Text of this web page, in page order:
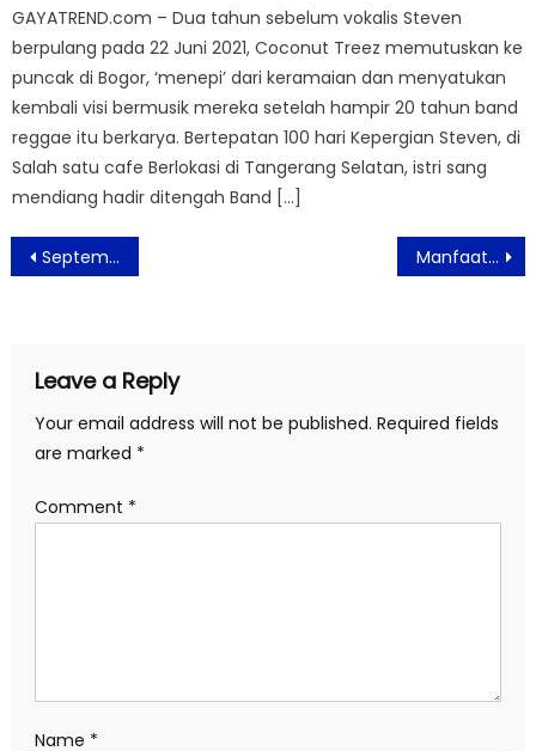
GAYATREND.com – Dua tahun sebelum vokalis Steven
berpulang pada 22 Juni 2021, Coconut Treez memutuskan ke
puncak di Bogor, ‘menepi’ dari keramaian dan menyatukan
kembali visi bermusik mereka setelah hampir 20 tahun band
reggae itu berkarya. Bertepatan 100 hari Kepergian Steven, di
Salah satu cafe Berlokasi di Tangerang Selatan, istri sang
mendiang hadir ditengah Band […]
Post
navigation
September, Aviary Hadirkan Promo Menarik Manfaat Minum Air Putih Setelah Bangun Tidur Pagi
Leave a Reply
Your email address will not be published. Required fields
are marked *
Comment *
Name *